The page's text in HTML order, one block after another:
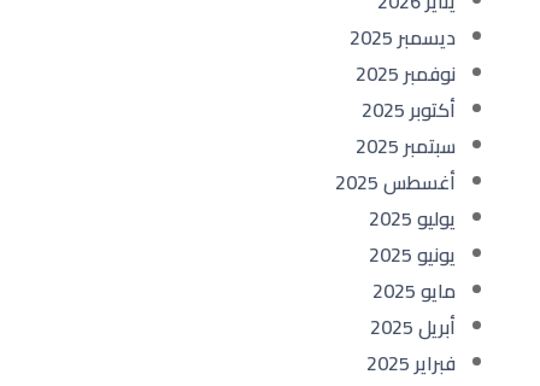
ديسمبر 2025
نوفمبر 2025
أكتوبر 2025
سبتمبر 2025
أغسطس 2025
يوليو 2025
يونيو 2025
مايو 2025
أبريل 2025
فبراير 2025